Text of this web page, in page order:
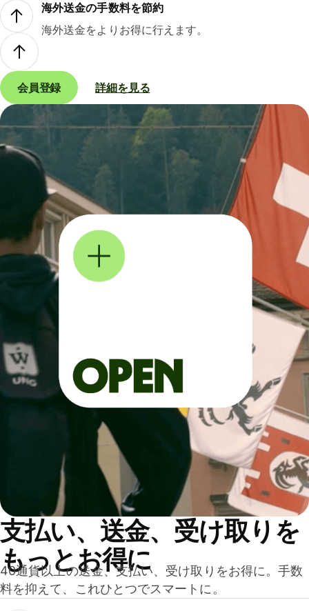
海外送金の手数料を節約
海外送金をよりお得に行えます。
会員登録 詳細を見る
支払い、送金、受け取りを
もっとお得に
40通貨以上の送金、支払い、受け取りをお得に。手数
料を抑えて、これひとつでスマートに。